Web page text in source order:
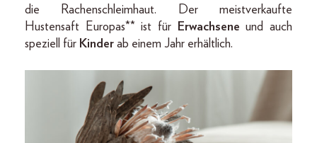
die Rachenschleimhaut. Der meistverkaufte
Hustensaft Europas** ist für
Erwachsene und auch
speziell für Kinder ab einem Jahr erhältlich.